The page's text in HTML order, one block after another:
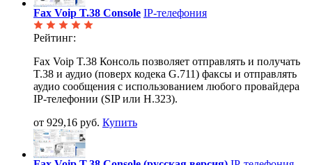
Fax Voip T.38 Console IP-телефония
Рейтинг:
Fax Voip T.38 Консоль позволяет отправлять и получать
T.38 и аудио (поверх кодека G.711) факсы и отправлять
аудио сообщения с использованием любого провайдера
IP-телефонии (SIP или H.323).
от 929,16 руб. Купить